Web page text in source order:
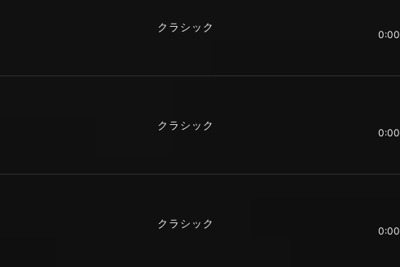
クラシック
0:00
クラシック
0:00
クラシック
0:00